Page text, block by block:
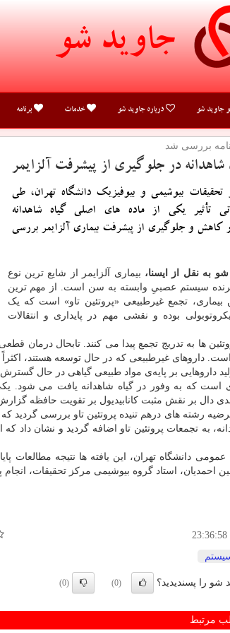
جاوید شو
جاوید شو درباره جاوید شو خدمات برنامه
نامه بررسی شد
شاهدانه در جلوگیری از پیشرفت آلزایمر
بیوشیمی و بیوفیزیک دانشگاه تهران، طی
تأثیر یکی از ماده های اصلی گیاه شاهدانه
کاهش و جلوگیری از پیشرفت بیماری آلزایمر بررسی
به نقل از ایسنا، بیماری آلزایمر از شایع ترین نوع
برنده سیستم عصبیِ وابسته به سن است. از مهم ترین
تجمع غیرطبیعی «پروتئین تاو» است که یک
بوده و نقشی مهم در پایداری و انتقالات
ها به تدریج تجمع پیدا می کنند. تابحال درمان
داروهای غیرطبیعی که در حال توسعه هستند،
داروهایی بر پایه‌ی مواد طبیعی گیاهی در حال
ای است که به وفور در گیاه شاهدانه یافت می شود. یکی
دال بر نقش مثبت کانابیدیول بر تقویت حافظه
رشته های درهم تنیده پروتئین تاو بررسی گردید
به تجمعات پروتئین تاو اضافه گردید و نشان
عمومی دانشگاه تهران، این یافته ها نتیجه
احمدیان، استاد گروه بیوشیمی مرکز تحقیقات،
23:36:58
شو را پسندیدید؟ (0)
(0)
مرتبط